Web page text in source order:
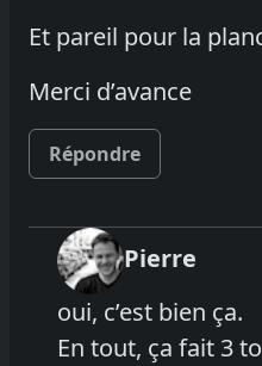
Et pareil pour la
Merci d’avance
Répondre
Pierre
oui, c’est bien ça.
En tout, ça fait 3